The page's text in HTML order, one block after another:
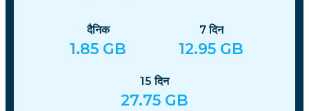
दैनिक
1.85 GB
7दिन
12.95 GB
15दिन
27.75 GB